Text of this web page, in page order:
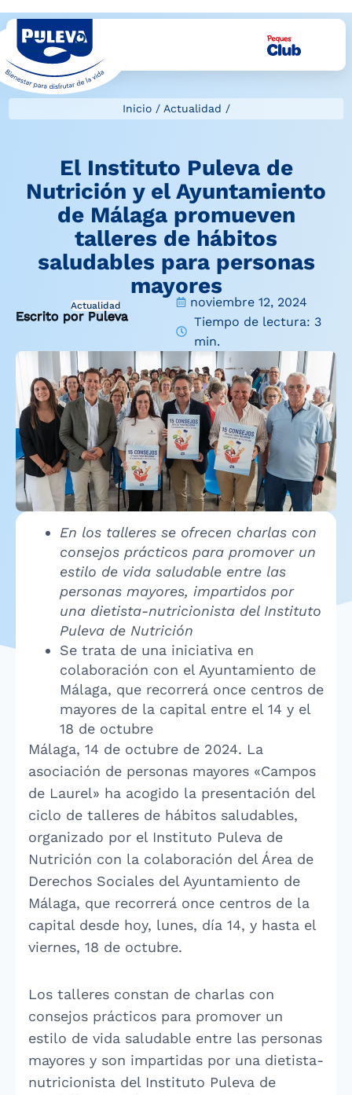
Inicio/ Actualidad /
El Instituto Puleva de
Nutrición y el Ayuntamiento
de Málaga promueven
talleres de hábitos
saludables para personas
mayores
Actualidad
Escrito por Puleva
noviembre 12, 2024
Tiempo de lectura: 3
min.
En los talleres se ofrecen charlas con
consejos prácticos para promover un
estilo de vida saludable entre las
personas mayores, impartidos por
una dietista-nutricionista del Instituto
Puleva de Nutrición
Se trata de una iniciativa en
colaboración con el Ayuntamiento de
Málaga, que recorrerá once centros de
mayores de la capital entre el 14 y el
18 de octubre
Málaga, 14 de octubre de 2024. La
asociación de personas mayores «Campos
de Laurel» ha acogido la presentación del
ciclo de talleres de hábitos saludables,
organizado por el Instituto Puleva de
Nutrición con la colaboración del Área de
Derechos Sociales del Ayuntamiento de
Málaga, que recorrerá once centros de la
capital desde hoy, lunes, día 14, y hasta el
viernes, 18 de octubre.
Los talleres constan de charlas con
consejos prácticos para promover un
estilo de vida saludable entre las personas
mayores y son impartidas por una dietista-
nutricionista del Instituto Puleva de